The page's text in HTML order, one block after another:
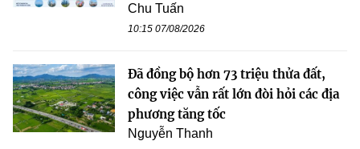
Chu Tuấn
10:15 07/08/2026
Đã đồng bộ hơn 73 triệu thửa đất,
công việc vẫn rất lớn đòi hỏi các địa
phương tăng tốc
Nguyễn Thanh